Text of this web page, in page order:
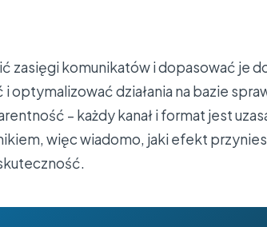
zasięgi komunikatów i dopasować je
optymalizować działania na bazie
– każdy kanał i format jest
więc wiadomo, jaki efekt